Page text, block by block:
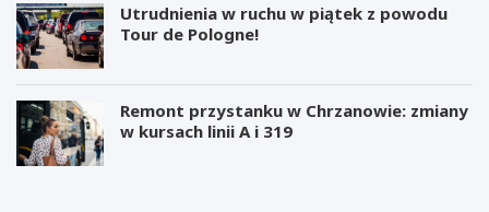
Utrudnienia w ruchu w piątek z powodu
Tour de Pologne!
Remont przystanku w Chrzanowie: zmiany
w kursach linii A i 319
M
B